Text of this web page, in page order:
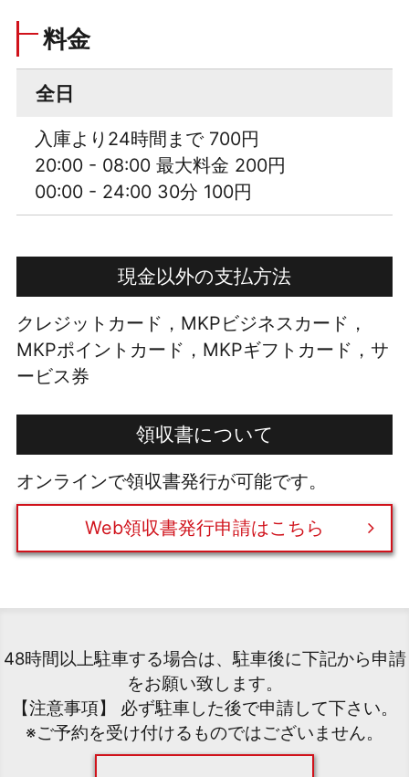
料金
全日
入庫より24時間まで 700円
20:00 - 08:00 最大料金 200円
00:00 - 24:00 30分 100円
現金以外の支払方法
クレジットカード，MKPビジネスカード，
MKPポイントカード，MKPギフトカード，サ
ービス券
領収書について
オンラインで領収書発行が可能です。
Web領収書発行申請はこちら
48時間以上駐車する場合は、駐車後に下記から申請
をお願い致します。
【注意事項】 必ず駐車した後で申請して下さい。
※ご予約を受け付けるものではございません。